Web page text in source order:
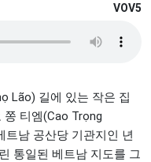
VOV5
Lão) 길에 있는 작은 집
티엠(Cao Trọng
트남 공산당 기관지인 년
통일된 베트남 지도를 그